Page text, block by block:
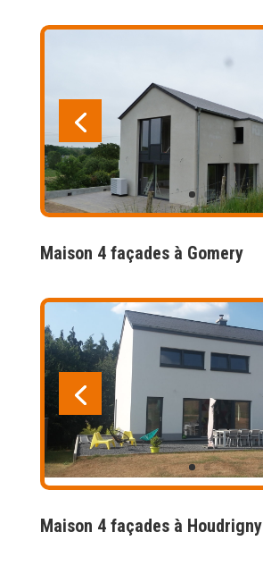
Maison 4 façades à Gomery
Maison 4 façades à Houdrigny